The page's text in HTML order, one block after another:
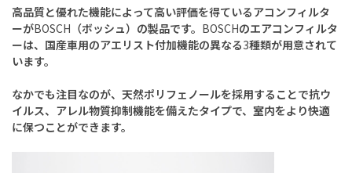
高品質と優れた機能によって高い評価を得ているアコンフィルタ
ーがBOSCH （ボッシュ）の製品です。 BOSCHのエアコンフィルタ
ーは、国産車用のアエリスト付加機能の異なる3種類が用意されて
います。
なかでも注目なのが、天然ポリフェノールを採用することで抗ウ
イルス、アレル物質抑制機能を備えたタイプで、室内をより快適
に保つことができます。